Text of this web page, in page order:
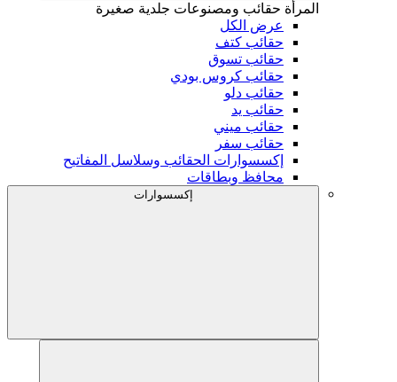
حقائب ومصنوعات جلدية صغيرة
عرض الكل
حقائب كتف
حقائب تسوق
حقائب كروس بودي
حقائب دلو
حقائب يد
حقائب ميني
حقائب سفر
إكسسوارات الحقائب وسلاسل المفاتيح
محافظ وبطاقات
إكسسوارات